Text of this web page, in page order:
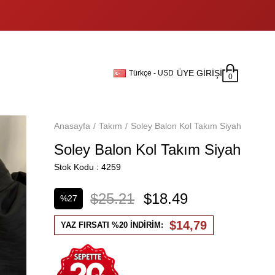
Türkçe - USD ÜYE GIRIŞI 0
Anasayfa Takım Soley Balon Kol Takım Siyah
Soley Balon Kol Takım Siyah
Stok Kodu 4259
%27
İndirim
$25.21 $18.49
YAZ FIRSATI %20 İNDİRİM: $14,79